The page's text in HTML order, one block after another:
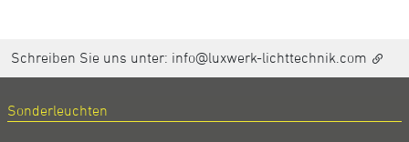
Schreiben Sie uns unter: info@luxwerk-lichttechnik.com
Sonderleuchten